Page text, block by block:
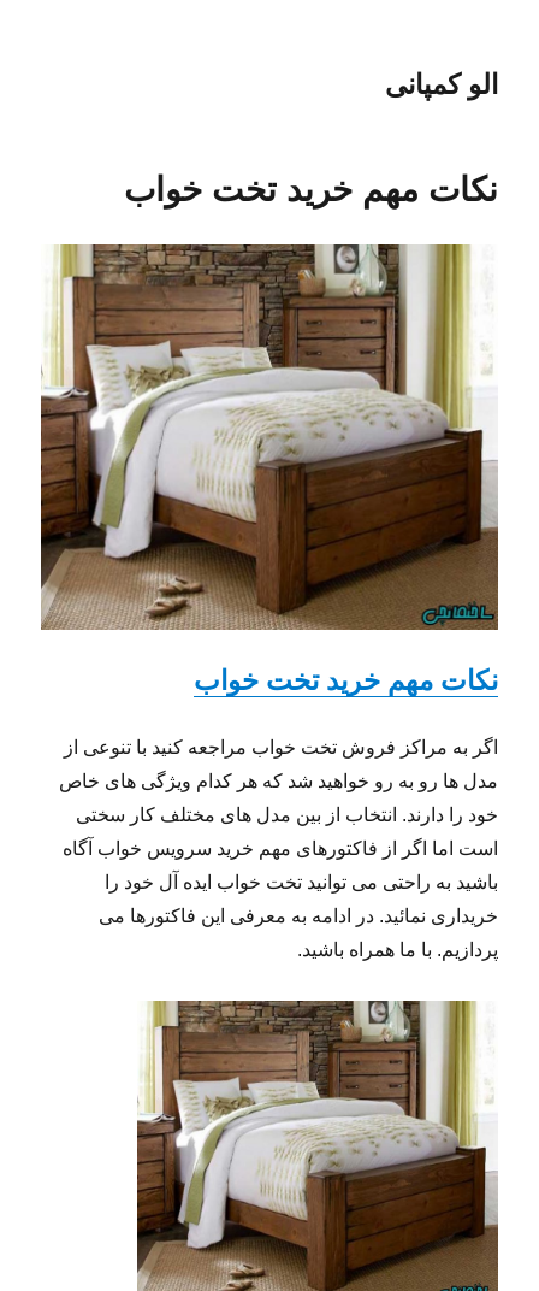
الو کمپانی
نکات مهم خرید تخت خواب
نکات مهم خرید تخت خواب
اگر به مراکز فروش تخت خواب مراجعه کنید با تنوعی از
مدل ها رو به رو خواهید شد که هر کدام ویژگی های خاص
خود را دارند. انتخاب از بین مدل های مختلف کار سختی
است اما اگر از فاکتورهای مهم خرید سرویس خواب آگاه
باشید به راحتی می توانید تخت خواب ایده آل خود را
خریداری نمائید. در ادامه به معرفی این فاکتورها می
پردازیم. با ما همراه باشید.